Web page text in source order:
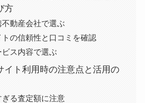
方
不動産会社で選ぶ
トの信頼性と口コミを確認
ビス内容で選ぶ
イト利用時の注意点と活用の
ぎる査定額に注意